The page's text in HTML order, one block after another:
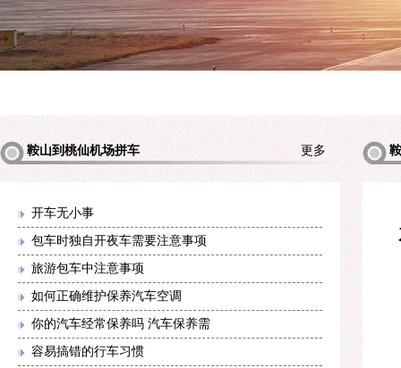
更多
鞍山到桃仙机场拼车
开车无小事
包车时独自开夜车需要注意事项
旅游包车中注意事项
如何正确维护保养汽车空调
你的汽车经常保养吗 汽车保养需
容易搞错的行车习惯